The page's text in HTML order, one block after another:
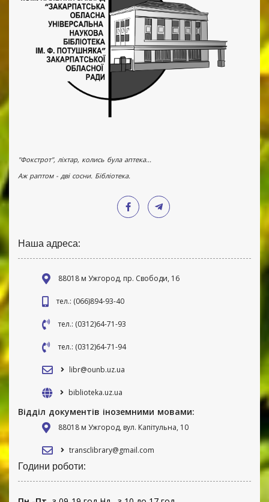
"Фокстрот", ліхтар, колись була аптека...
Аж раптом - дві сосни. Бібліотека.
Наша адреса:
88018 м Ужгород, пр. Свободи, 16
тел.: (066)894-93-40
тел.: (0312)64-71-93
тел.: (0312)64-71-94
libr@ounb.uz.ua
biblioteka.uz.ua
Відділ документів іноземними мовами:
88018 м Ужгород, вул. Капітульна, 10
transclibrary@gmail.com
Години роботи: